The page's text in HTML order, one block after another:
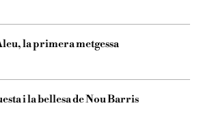
la primera metgessa
i la bellesa de Nou Barris